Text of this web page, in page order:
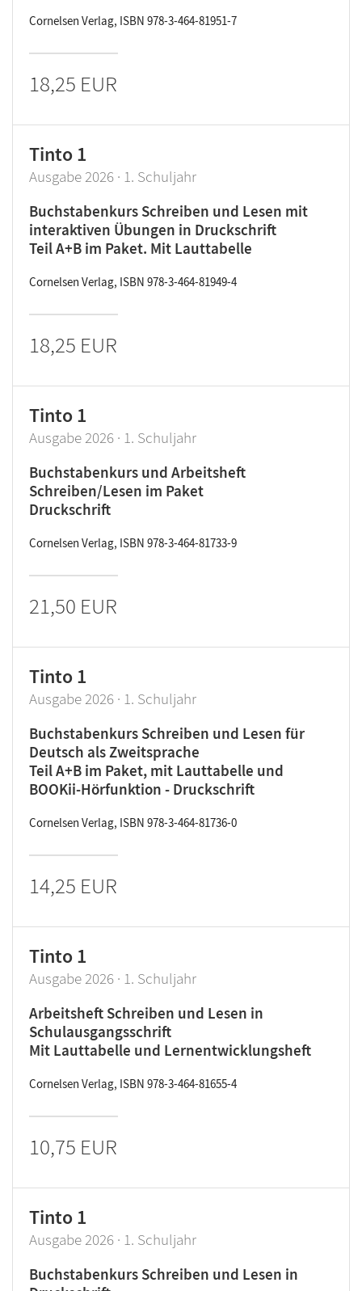
Cornelsen Verlag, ISBN 978-3-464-81951-7
18,25 EUR
Tinto 1
Ausgabe 2026 · 1. Schuljahr
Buchstabenkurs Schreiben und Lesen mit
interaktiven Übungen in Druckschrift
Teil A+B im Paket. Mit Lauttabelle
Cornelsen Verlag, ISBN 978-3-464-81949-4
18,25 EUR
Tinto 1
Ausgabe 2026 · 1. Schuljahr
Buchstabenkurs und Arbeitsheft
Schreiben/Lesen im Paket
Druckschrift
Cornelsen Verlag, ISBN 978-3-464-81733-9
21,50 EUR
Tinto 1
Ausgabe 2026 · 1. Schuljahr
Buchstabenkurs Schreiben und Lesen für
Deutsch als Zweitsprache
Teil A+B im Paket, mit Lauttabelle und
BOOKii-Hörfunktion - Druckschrift
Cornelsen Verlag, ISBN 978-3-464-81736-0
14,25 EUR
Tinto 1
Ausgabe 2026 · 1. Schuljahr
Arbeitsheft Schreiben und Lesen in
Schulausgangsschrift
Mit Lauttabelle und Lernentwicklungsheft
Cornelsen Verlag, ISBN 978-3-464-81655-4
10,75 EUR
Tinto 1
Ausgabe 2026 · 1. Schuljahr
Buchstabenkurs Schreiben und Lesen in